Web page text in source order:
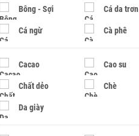
Bông - Sợi Cá da trơn
Cá ngừ Cà phê
Cacao Cao su
Chất dẻo Chè
Da giày